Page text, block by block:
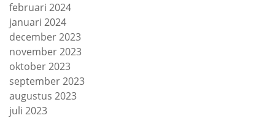
februari 2024
januari 2024
december 2023
november 2023
oktober 2023
september 2023
augustus 2023
juli 2023